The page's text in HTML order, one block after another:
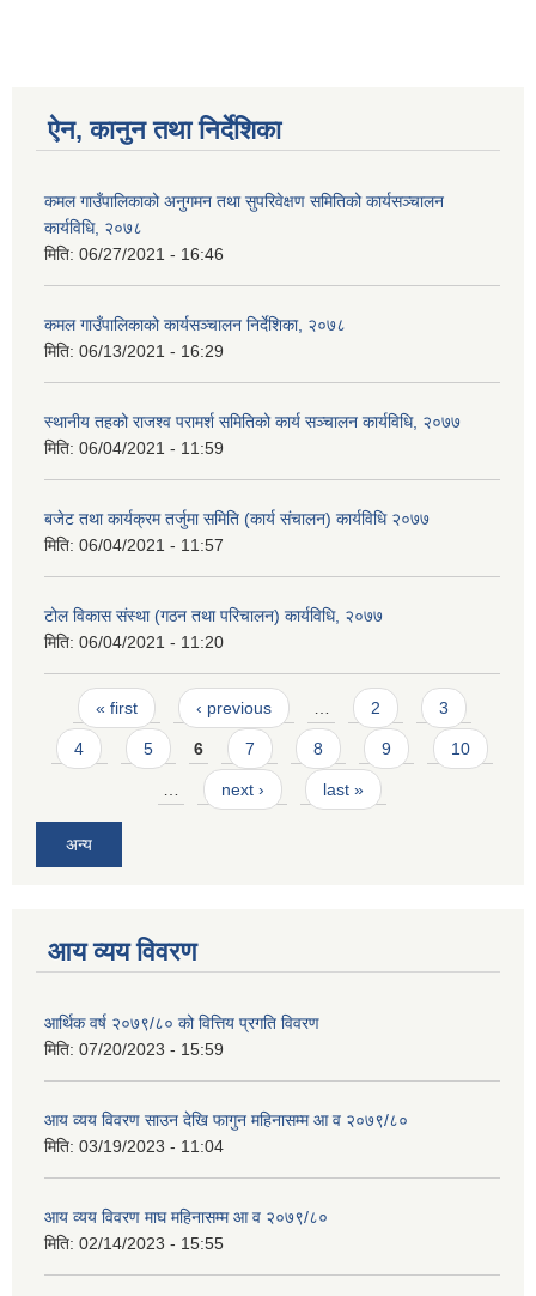
ऐन, कानुन तथा निर्देशिका
कमल गाउँपालिकाको अनुगमन तथा सुपरिवेक्षण समितिको कार्यसञ्चालन
कार्यविधि, २०७८
मिति: 06/27/2021 - 16:46
कमल गाउँपालिकाको कार्यसञ्‍चालन निर्देशिका, २०७८
मिति: 06/13/2021 - 16:29
स्थानीय तहको राजश्व परामर्श समितिको कार्य सञ्चालन कार्यविधि, २०७७
मिति: 06/04/2021 - 11:59
बजेट तथा कार्यक्रम तर्जुमा समिति (कार्य संचालन) कार्यविधि २०७७
मिति: 06/04/2021 - 11:57
टोल विकास संस्था (गठन तथा परिचालन) कार्यविधि, २०७७
मिति: 06/04/2021 - 11:20
Pages
« first ‹ previous 2 3
4 5 6 7 8 9 10
next › last »
अन्य
आय व्यय विवरण
आर्थिक वर्ष २०७९/८० को वित्तिय प्रगति विवरण
मिति: 07/20/2023 - 15:59
आय व्यय विवरण साउन देखि फागुन महिनासम्म आ व २०७९/८०
मिति: 03/19/2023 - 11:04
आय व्यय विवरण माघ महिनासम्म आ व २०७९/८०
मिति: 02/14/2023 - 15:55